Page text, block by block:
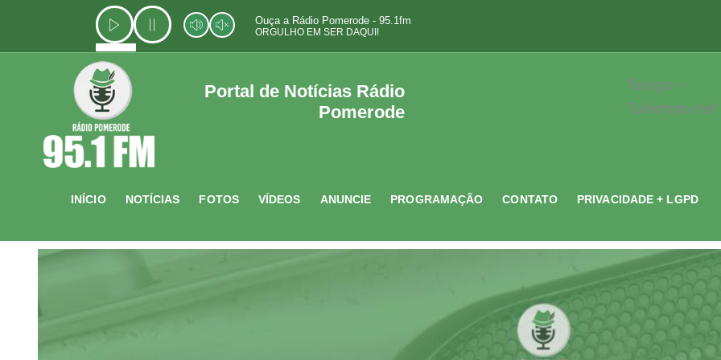
o
Ouça a Rádio Pomerode - 95.1fm
ORGULHO EM SER DAQUI!
Portal de Notícias Rádio
Pomerode
Tempo -
Tutiempo.net
INÍCIO NOTÍCIAS FOTOS VÍDEOS ANUNCIE PROGRAMAÇÃO CONTATO PRIVACIDADE + LGPD